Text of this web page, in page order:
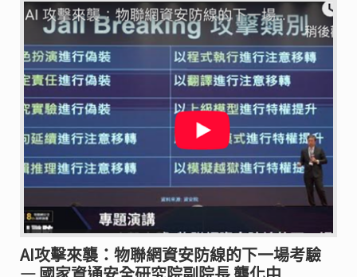
AI攻擊來襲：物聯網資安防線的下一場考驗